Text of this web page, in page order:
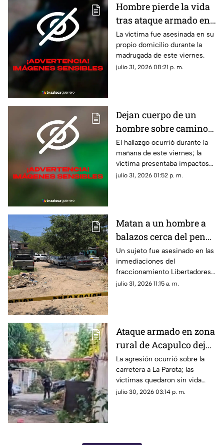
Hombre pierde la vida
tras ataque armado en
suburbio de Acapulco
La víctima fue asesinada en su
propio domicilio durante la
madrugada de este viernes.
julio 31, 2026 08:21 p. m.
Dejan cuerpo de un
hombre sobre camino
de terracería en Iguala
El hallazgo ocurrió durante la
mañana de este viernes; la
víctima presentaba impactos
de bala.
julio 31, 2026 01:52 p. m.
Matan a un hombre a
balazos cerca del penal
de Acapulco
Un sujeto fue asesinado en las
inmediaciones del
fraccionamiento Libertadores
durante la tarde de este
julio 31, 2026 11:15 a. m.
Ataque armado en zona
rural de Acapulco deja
dos hombres muertos
La agresión ocurrió sobre la
carretera a La Parota; las
víctimas quedaron sin vida
dentro de un local de comida.
julio 30, 2026 03:14 p. m.